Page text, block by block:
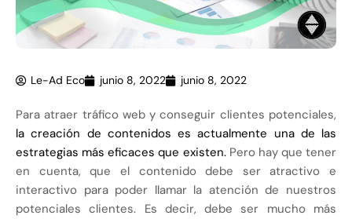
Le-Ad Eco junio 8, 2022 junio 8, 2022
Para atraer tráfico web y conseguir clientes potenciales,
la creación de contenidos es actualmente una de las
estrategias más eficaces que existen.Pero hay que tener
en cuenta, que el contenido debe ser atractivo e
interactivo para poder llamar la atención de nuestros
potenciales clientes. Es decir, debe ser mucho más